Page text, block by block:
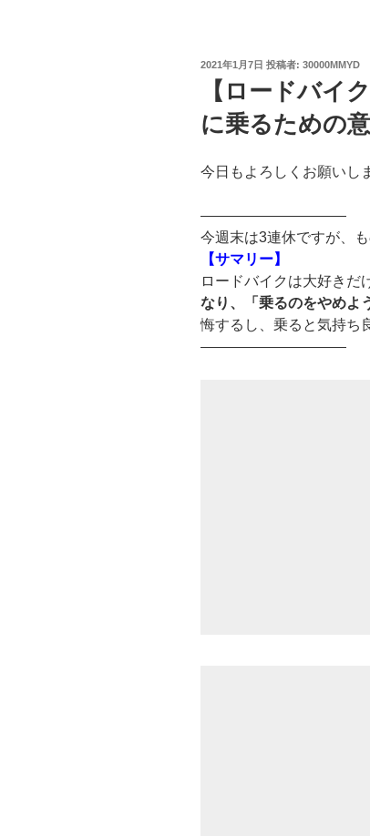
投
2021年1月7日 投稿者: 30000MMYD
【ロードバイ
に乗るための
今日もよろしくお願いし
——————————
今週末は3連休ですが、
【サマリー】
ロードバイクは大好きだ
なり、「乗るのをやめよ
悔するし、乗ると気持ち
——————————